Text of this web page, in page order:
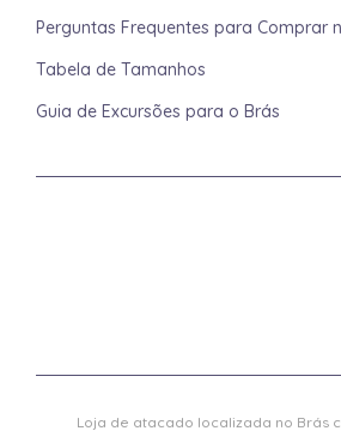
Perguntas Frequentes para Comprar
Tabela de Tamanhos
Guia de Excursões para o Brás
Loja de atacado localizada no Brás